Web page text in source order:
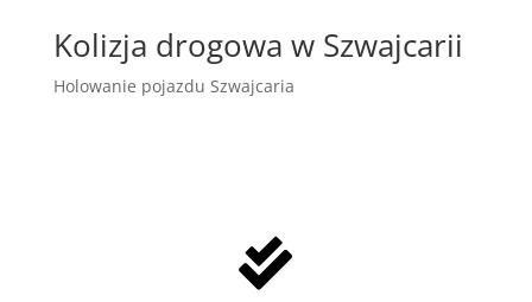
Kolizja drogowa w Szwajcarii
Holowanie pojazdu Szwajcaria
